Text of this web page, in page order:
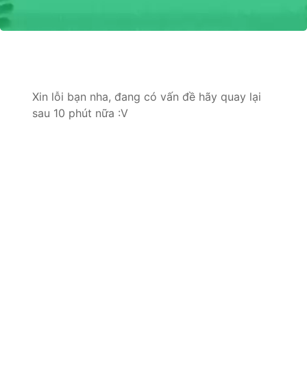
Xin lỗi bạn nha, đang có vấn đề hãy quay lại
sau 10 phút nữa :V